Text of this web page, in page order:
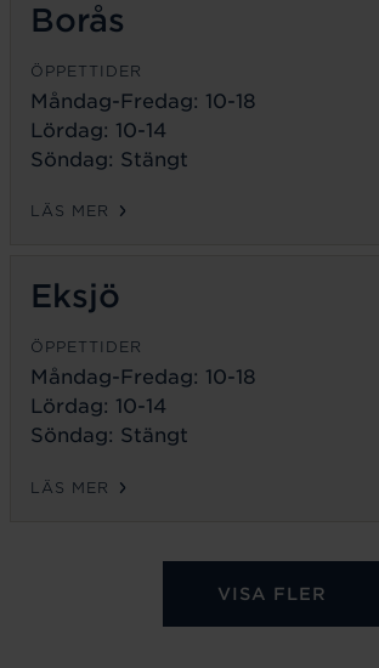
Borås
ÖPPETTIDER
Måndag-Fredag: 10-18
Lördag: 10-14
Söndag: Stängt
LÄS MER
Eksjö
ÖPPETTIDER
Måndag-Fredag: 10-18
Lördag: 10-14
Söndag: Stängt
LÄS MER
VISA FLER